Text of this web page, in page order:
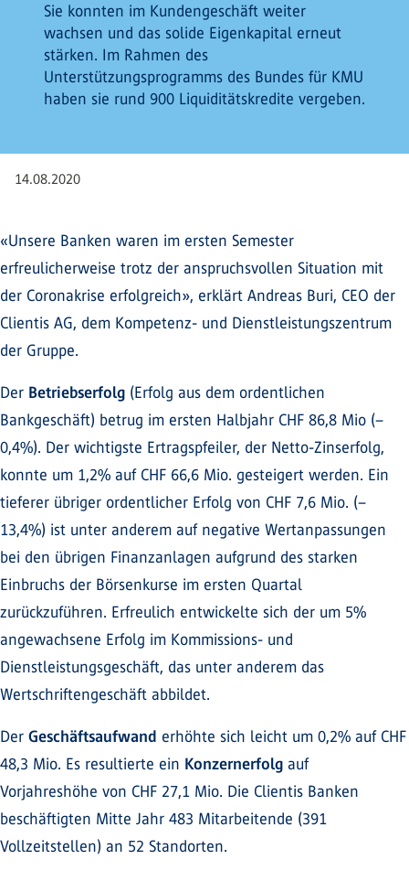
Sie konnten im Kundengeschäft weiter
wachsen und das solide Eigenkapital erneut
stärken. Im Rahmen des
Unterstützungsprogramms des Bundes für KMU
haben sie rund 900 Liquiditätskredite vergeben.
14.08.2020
«Unsere Banken waren im ersten Semester
erfreulicherweise trotz der anspruchsvollen Situation mit
der Coronakrise erfolgreich», erklärt Andreas Buri, CEO der
Clientis AG, dem Kompetenz- und Dienstleistungszentrum
der Gruppe.
Der Betriebserfolg (Erfolg aus dem ordentlichen
Bankgeschäft) betrug im ersten Halbjahr CHF 86,8 Mio (–
0,4%). Der wichtigste Ertragspfeiler, der Netto-Zinserfolg,
konnte um 1,2% auf CHF 66,6 Mio. gesteigert werden. Ein
tieferer übriger ordentlicher Erfolg von CHF 7,6 Mio. (–
13,4%) ist unter anderem auf negative Wertanpassungen
bei den übrigen Finanzanlagen aufgrund des starken
Einbruchs der Börsenkurse im ersten Quartal
zurückzuführen. Erfreulich entwickelte sich der um 5%
angewachsene Erfolg im Kommissions- und
Dienstleistungsgeschäft, das unter anderem das
Wertschriftengeschäft abbildet.
Der Geschäftsaufwand erhöhte sich leicht um 0,2% auf CHF
48,3 Mio. Es resultierte ein Konzernerfolg auf
Vorjahreshöhe von CHF 27,1 Mio. Die Clientis Banken
beschäftigten Mitte Jahr 483 Mitarbeitende (391
Vollzeitstellen) an 52 Standorten.